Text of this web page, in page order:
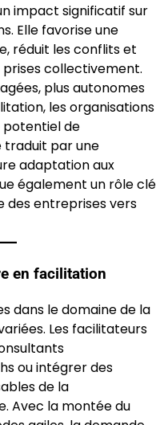
impact significatif sur
Elle favorise une
réduit les conflits et
collectivement.
plus autonomes
les organisations
de
traduit par une
adaptation aux
également un rôle clé
des entreprises vers
en facilitation
dans le domaine de la
Les facilitateurs
ou intégrer des
de la
Avec la montée du